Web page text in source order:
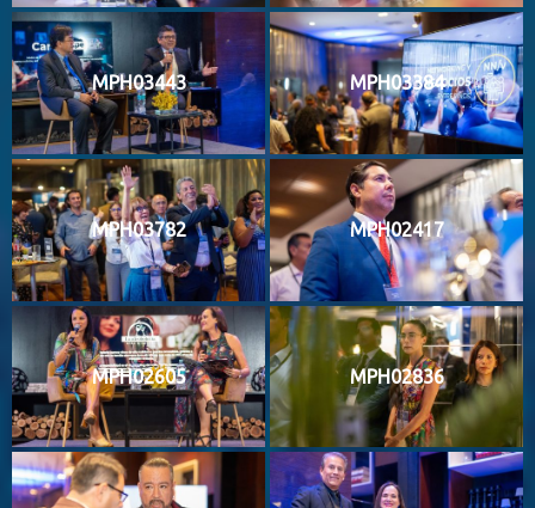
MPH03443 MPH03384
MPH03782 MPH02417
MPH02605 MPH02836